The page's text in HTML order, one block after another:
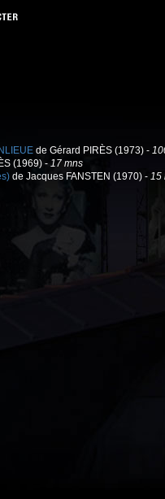
de Gérard PIRÈS (1973) -
(1969) - 17 mns
de Jacques FANSTEN (1970) - 15